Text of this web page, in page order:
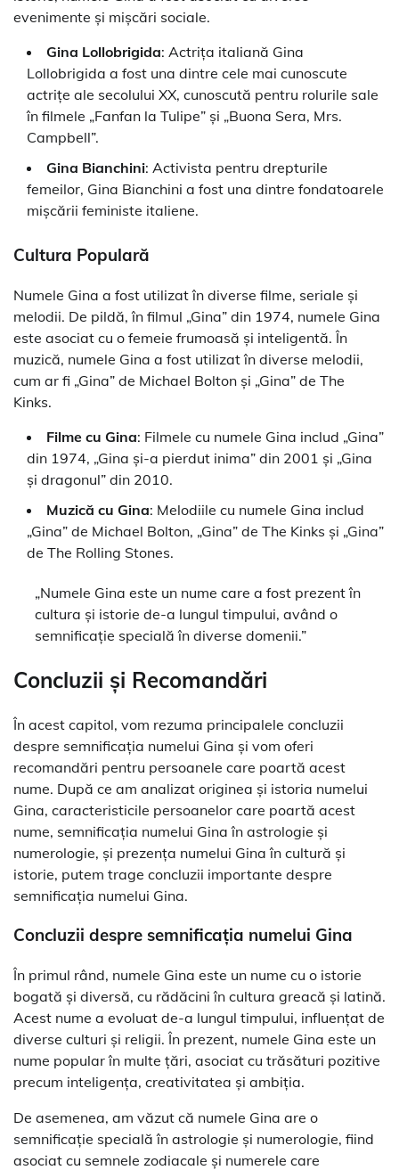
evenimente și mișcări sociale.
Gina Lollobrigida: Actrița italiană Gina
Lollobrigida a fost una dintre cele mai cunoscute
actrițe ale secolului XX, cunoscută pentru rolurile sale
în filmele „Fanfan la Tulipe” și „Buona Sera, Mrs.
Campbell”.
Gina Bianchini: Activista pentru drepturile
femeilor, Gina Bianchini a fost una dintre fondatoarele
mișcării feministe italiene.
Cultura Populară
Numele Gina a fost utilizat în diverse filme, seriale și
melodii. De pildă, în filmul „Gina” din 1974, numele Gina
este asociat cu o femeie frumoasă și inteligentă. În
muzică, numele Gina a fost utilizat în diverse melodii,
cum ar fi „Gina” de Michael Bolton și „Gina” de The
Kinks.
Filme cu Gina: Filmele cu numele Gina includ „Gina”
din 1974, „Gina și-a pierdut inima” din 2001 și „Gina
și dragonul” din 2010.
Muzică cu Gina: Melodiile cu numele Gina includ
„Gina” de Michael Bolton, „Gina” de The Kinks și „Gina”
de The Rolling Stones.
„Numele Gina este un nume care a fost prezent în
cultura și istorie de-a lungul timpului, având o
semnificație specială în diverse domenii.”
Concluzii și Recomandări
În acest capitol, vom rezuma principalele concluzii
despre semnificația numelui Gina și vom oferi
recomandări pentru persoanele care poartă acest
nume. După ce am analizat originea și istoria numelui
Gina, caracteristicile persoanelor care poartă acest
nume, semnificația numelui Gina în astrologie și
numerologie, și prezența numelui Gina în cultură și
istorie, putem trage concluzii importante despre
semnificația numelui Gina.
Concluzii despre semnificația numelui Gina
În primul rând, numele Gina este un nume cu o istorie
bogată și diversă, cu rădăcini în cultura greacă și latină.
Acest nume a evoluat de-a lungul timpului, influențat de
diverse culturi și religii. În prezent, numele Gina este un
nume popular în multe țări, asociat cu trăsături pozitive
precum inteligența, creativitatea și ambiția.
De asemenea, am văzut că numele Gina are o
semnificație specială în astrologie și numerologie, fiind
asociat cu semnele zodiacale și numerele care